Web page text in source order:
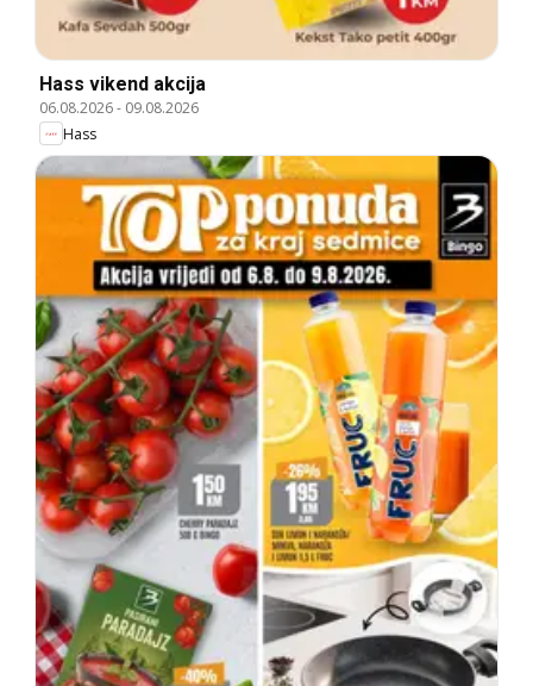
Hass vikend akcija
06.08.2026- 09.08.2026
Hass